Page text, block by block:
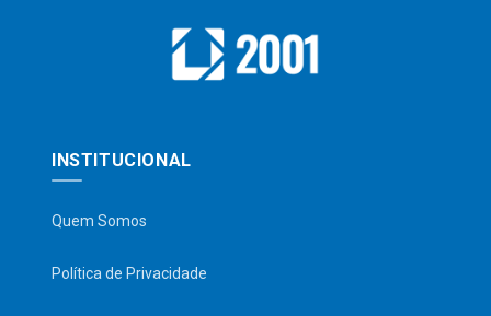
INSTITUCIONAL
Quem Somos
Política de Privacidade